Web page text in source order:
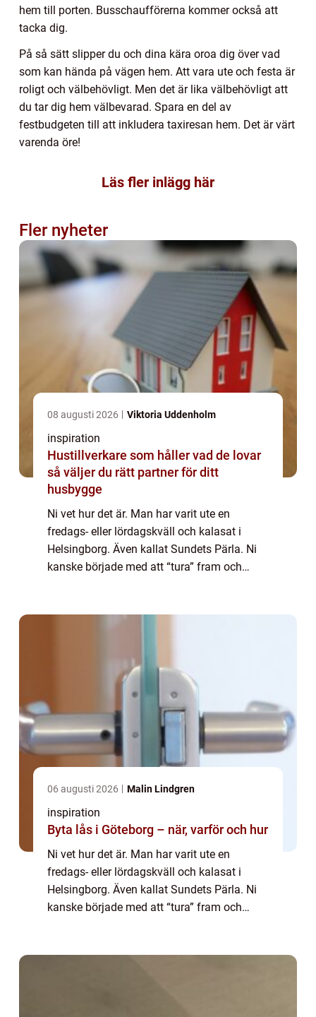
hem till porten. Busschaufförerna kommer också att
tacka dig.
På så sätt slipper du och dina kära oroa dig över vad
som kan hända på vägen hem. Att vara ute och festa är
roligt och välbehövligt. Men det är lika välbehövligt att
du tar dig hem välbevarad. Spara en del av
festbudgeten till att inkludera taxiresan hem. Det är värt
varenda öre!
Läs fler inlägg här
Fler nyheter
08 augusti 2026 Viktoria Uddenholm
inspiration
Hustillverkare som håller vad de lovar
så väljer du rätt partner för ditt
husbygge
Ni vet hur det är. Man har varit ute en
fredags- eller lördagskväll och kalasat i
Helsingborg. Även kallat Sundets Pärla. Ni
kanske började med att “tura” fram och
06 augusti 2026 Malin Lindgren
inspiration
Byta lås i Göteborg – när, varför och hur
Ni vet hur det är. Man har varit ute en
fredags- eller lördagskväll och kalasat i
Helsingborg. Även kallat Sundets Pärla. Ni
kanske började med att “tura” fram och